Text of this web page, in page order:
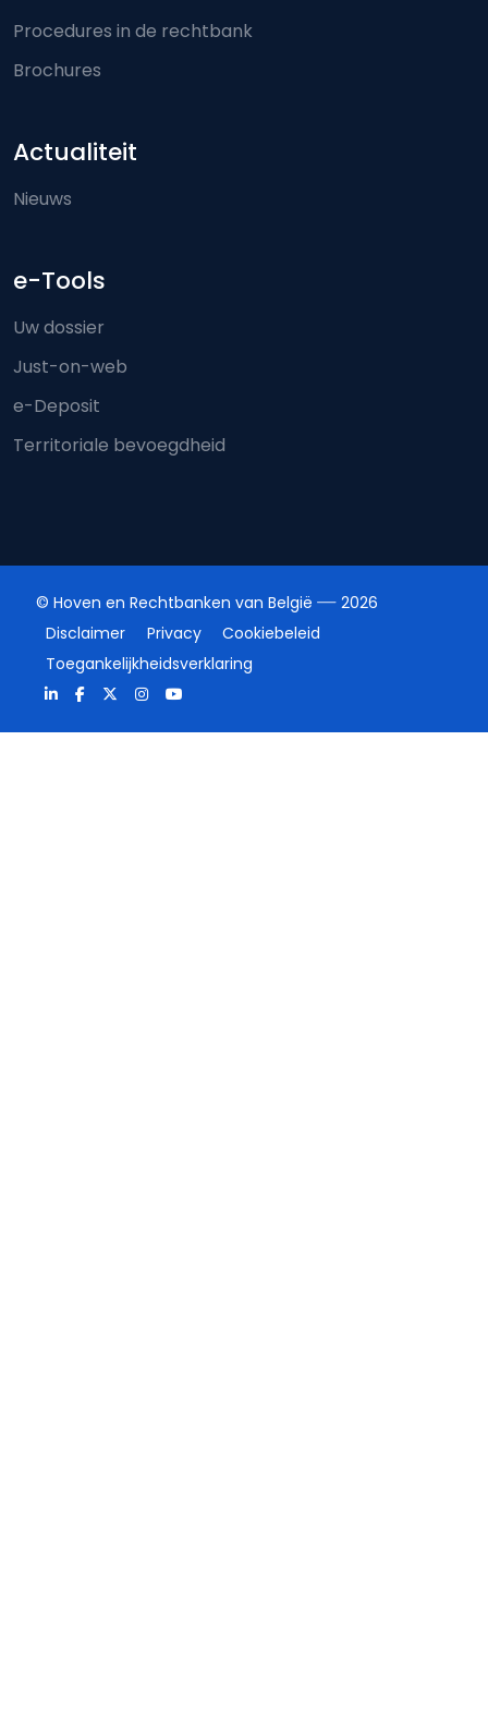
Procedures in de rechtbank
Brochures
Actualiteit
Nieuws
e-Tools
Uw dossier
Just-on-web
e-Deposit
Territoriale bevoegdheid
© Hoven en Rechtbanken van België
2026
Disclaimer
Privacy
Cookiebeleid
Toegankelijkheidsverklaring